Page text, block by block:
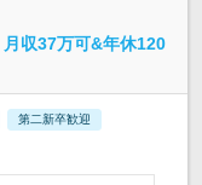
収37万可&年休120
第二新卒歓迎